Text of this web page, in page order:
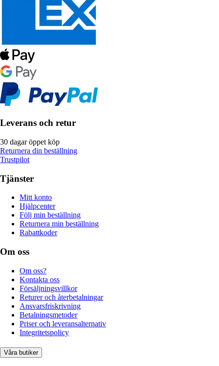
Leverans och retur
30 dagar öppet köp
Returnera din beställning
Trustpilot
Tjänster
Mitt konto
Hjälpcenter
Följ min beställning
Returnera min beställning
Rabattkoder
Om oss
Om oss?
Kontakta oss
Försäljningsvillkor
Returer och återbetalningar
Ansvarsfriskrivning
Betalningsmetoder
Priser och leveransalternativ
Integritetspolicy
Våra butiker